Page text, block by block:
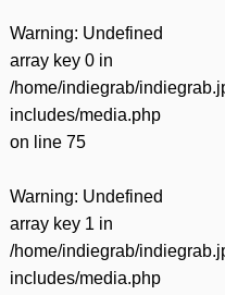
Warning: Undefined
array key 0 in
/home/indiegrab/
includes/media.php
on line 75
Warning: Undefined
array key 1 in
/home/indiegrab/
includes/media.php